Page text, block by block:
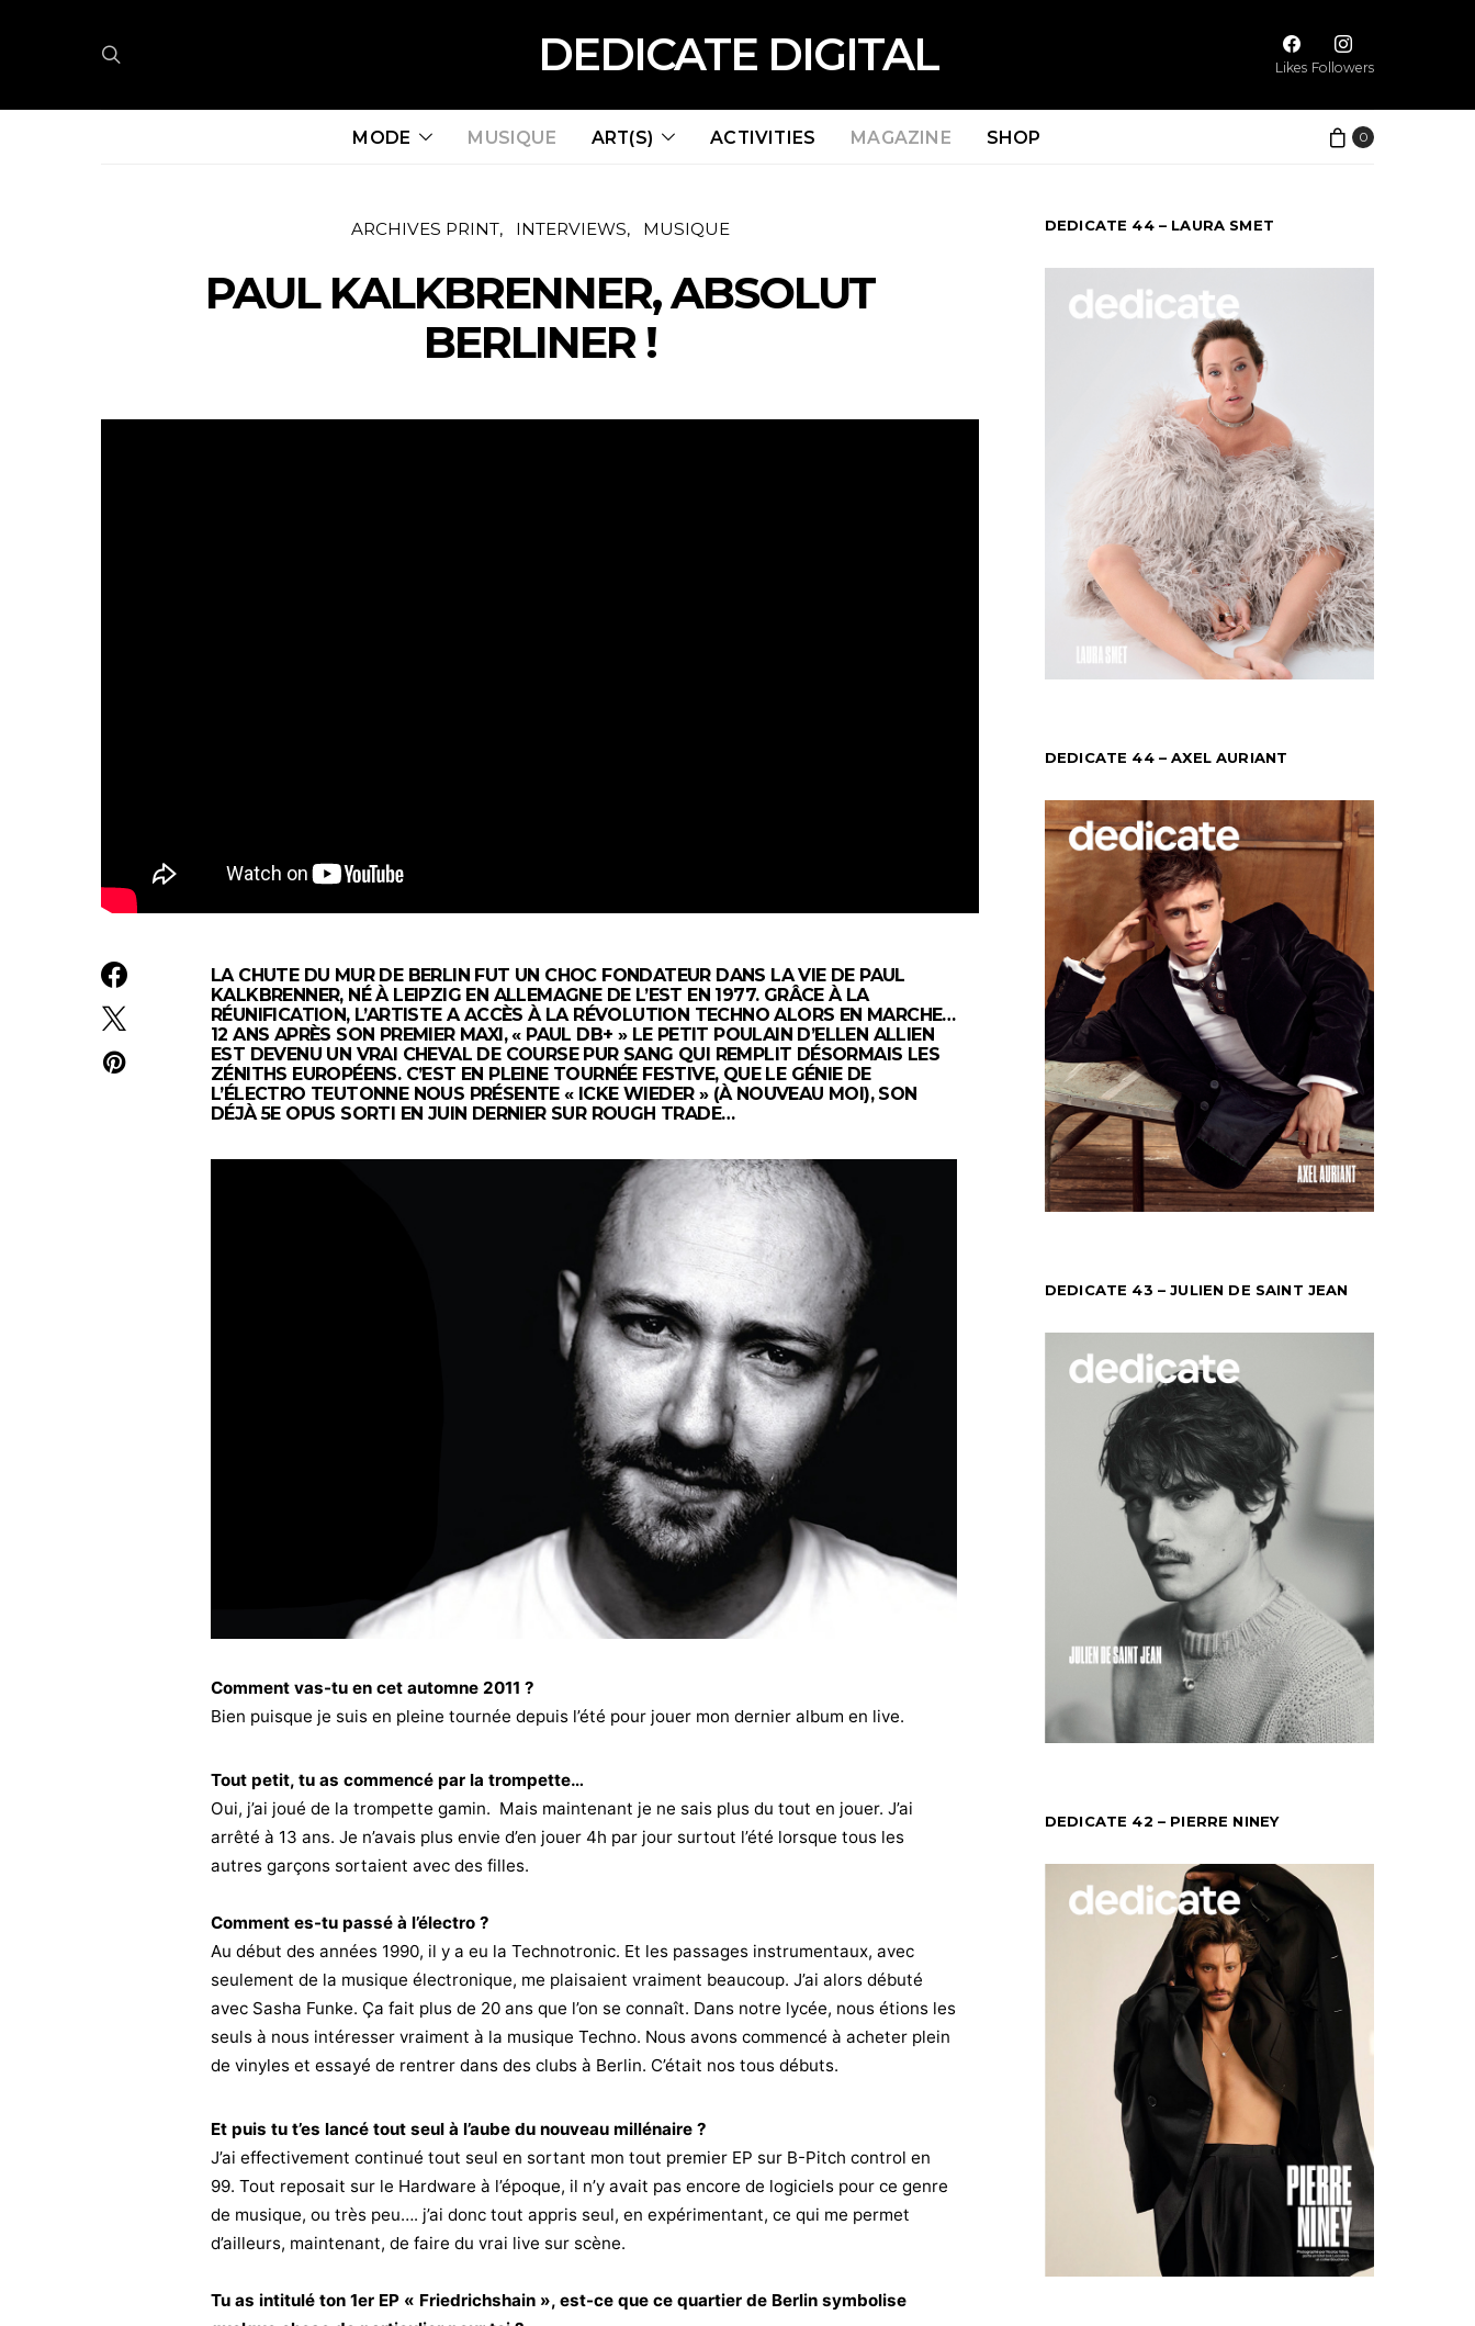
DEDICATE DIGITAL Likes Followers
MODE MUSIQUE ART(S) ACTIVITIES MAGAZINE SHOP 0
ARCHIVES PRINT INTERVIEWS MUSIQUE
PAUL KALKBRENNER, ABSOLUT
BERLINER !
LA CHUTE DU MUR DE BERLIN FUT UN CHOC FONDATEUR DANS LA VIE DE PAUL
KALKBRENNER, NÉ À LEIPZIG EN ALLEMAGNE DE L’EST EN 1977. GRÂCE À LA
RÉUNIFICATION, L’ARTISTE A ACCÈS À LA RÉVOLUTION TECHNO ALORS EN MARCHE…
12 ANS APRÈS SON PREMIER MAXI, « PAUL DB+ » LE PETIT POULAIN D’ELLEN ALLIEN
EST DEVENU UN VRAI CHEVAL DE COURSE PUR SANG QUI REMPLIT DÉSORMAIS LES
ZÉNITHS EUROPÉENS. C’EST EN PLEINE TOURNÉE FESTIVE, QUE LE GÉNIE DE
L’ÉLECTRO TEUTONNE NOUS PRÉSENTE « ICKE WIEDER » (À NOUVEAU MOI), SON
DÉJÀ 5E OPUS SORTI EN JUIN DERNIER SUR ROUGH TRADE…
Comment vas-tu en cet automne 2011 ?
Bien puisque je suis en pleine tournée depuis l’été pour jouer mon dernier album en live.
Tout petit, tu as commencé par la trompette…
Oui, j’ai joué de la trompette gamin. Mais maintenant je ne sais plus du tout en jouer. J’ai
arrêté à 13 ans. Je n’avais plus envie d’en jouer 4h par jour surtout l’été lorsque tous les
autres garçons sortaient avec des filles.
Comment es-tu passé à l’électro ?
Au début des années 1990, il y a eu la Technotronic. Et les passages instrumentaux, avec
seulement de la musique électronique, me plaisaient vraiment beaucoup. J’ai alors débuté
avec Sasha Funke. Ça fait plus de 20 ans que l’on se connaît. Dans notre lycée, nous étions les
seuls à nous intéresser vraiment à la musique Techno. Nous avons commencé à acheter plein
de vinyles et essayé de rentrer dans des clubs à Berlin. C’était nos tous débuts.
Et puis tu t’es lancé tout seul à l’aube du nouveau millénaire ?
J’ai effectivement continué tout seul en sortant mon tout premier EP sur B-Pitch control en
99. Tout reposait sur le Hardware à l’époque, il n’y avait pas encore de logiciels pour ce genre
de musique, ou très peu…. j’ai donc tout appris seul, en expérimentant, ce qui me permet
d’ailleurs, maintenant, de faire du vrai live sur scène.
Tu as intitulé ton 1er EP « Friedrichshain », est-ce que ce quartier de Berlin symbolise
DEDICATE 44 – LAURA SMET
DEDICATE 44 – AXEL AURIANT
DEDICATE 43 – JULIEN DE SAINT JEAN
DEDICATE 42 – PIERRE NINEY